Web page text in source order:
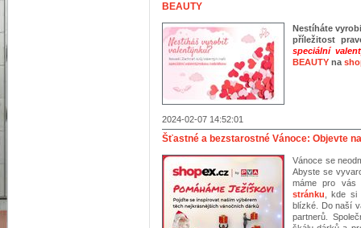
BEAUTY
Nestíháte
příležitost
speciální
BEAUTY na
2024-02-07 14:52:01
Šťastné a bezstarostné Vánoce: Objevte
Vánoce se
Abyste se
máme pro vás
stránku , kde
blízké. Do naší
partnerů.